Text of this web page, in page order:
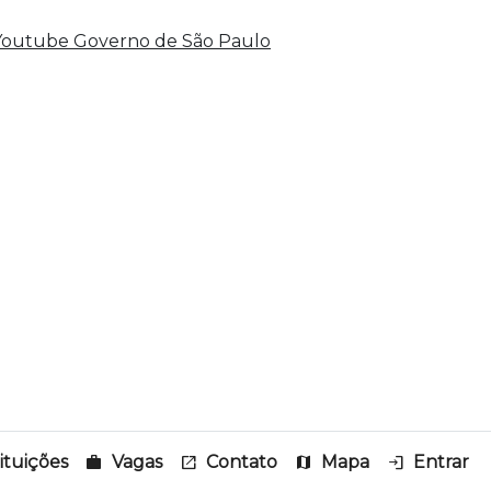
work Vagas open_in_new Contato map Mapa login Entrar